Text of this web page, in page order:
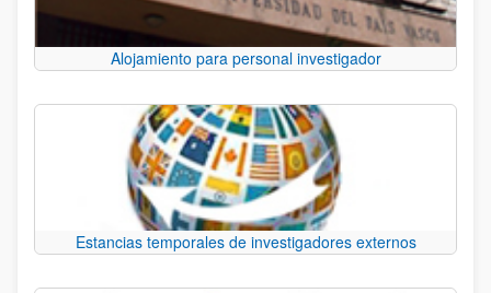
Alojamiento para personal investigador
Estancias temporales de investigadores externos